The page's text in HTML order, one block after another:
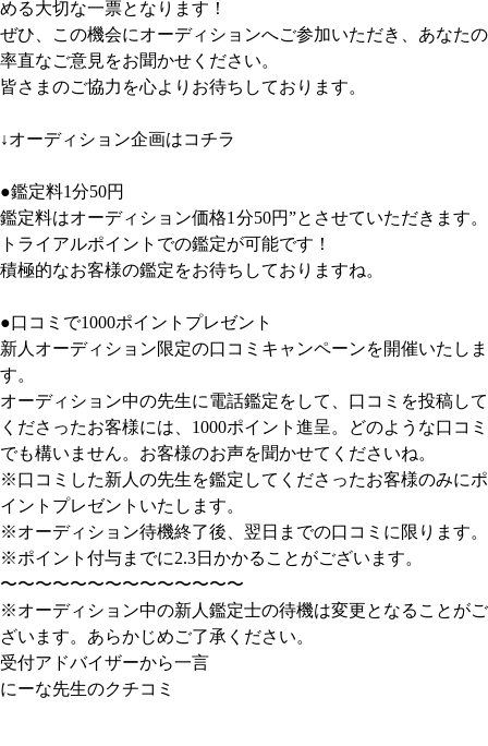
める大切な一票となります！
ぜひ、この機会にオーディションへご参加いただき、あなたの
率直なご意見をお聞かせください。
皆さまのご協力を心よりお待ちしております。
↓オーディション企画はコチラ
●鑑定料1分50円
鑑定料はオーディション価格1分50円”とさせていただきます。
トライアルポイントでの鑑定が可能です！
積極的なお客様の鑑定をお待ちしておりますね。
●口コミで1000ポイントプレゼント
新人オーディション限定の口コミキャンペーンを開催いたしま
す。
オーディション中の先生に電話鑑定をして、口コミを投稿して
くださったお客様には、1000ポイント進呈。どのような口コミ
でも構いません。お客様のお声を聞かせてくださいね。
※口コミした新人の先生を鑑定してくださったお客様のみにポ
イントプレゼントいたします。
※オーディション待機終了後、翌日までの口コミに限ります。
※ポイント付与までに2.3日かかることがございます。
〜〜〜〜〜〜〜〜〜〜〜〜〜〜
※オーディション中の新人鑑定士の待機は変更となることがご
ざいます。あらかじめご了承ください。
受付アドバイザーから一言
にーな先生のクチコミ